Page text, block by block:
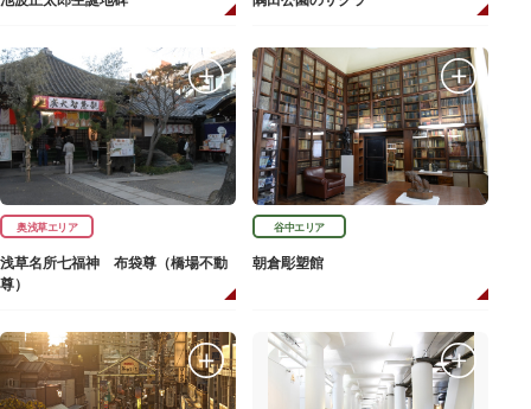
奥浅草エリア
浅草名所七福神 布袋尊（橋場不動
尊）
谷中エリア
朝倉彫塑館